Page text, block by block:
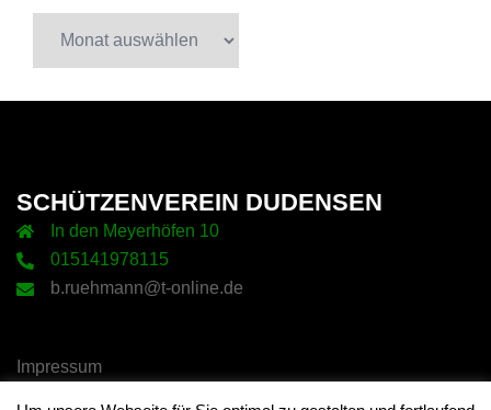
SCHÜTZENVEREIN DUDENSEN
In den Meyerhöfen 10
015141978115
b.ruehmann@t-online.de
Impressum